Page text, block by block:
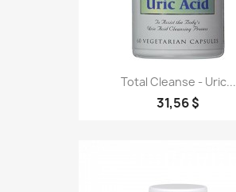
Total Cleanse - Uric...
31,56 $